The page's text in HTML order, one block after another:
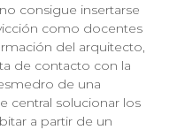
consigue insertarse
como docentes
del arquitecto,
de contacto con la
de una
central solucionar los
a partir de un